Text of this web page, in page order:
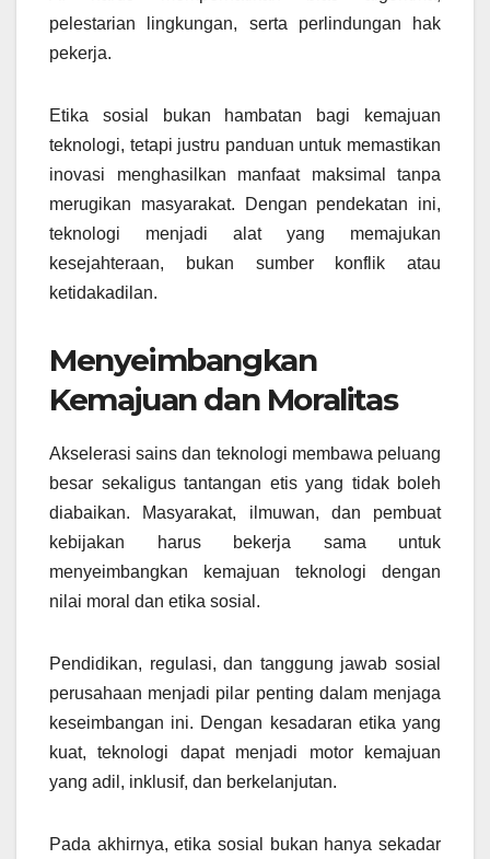
pelestarian lingkungan, serta perlindungan hak
pekerja.
Etika sosial bukan hambatan bagi kemajuan
teknologi, tetapi justru panduan untuk memastikan
inovasi menghasilkan manfaat maksimal tanpa
merugikan masyarakat. Dengan pendekatan ini,
teknologi menjadi alat yang memajukan
kesejahteraan, bukan sumber konflik atau
ketidakadilan.
Menyeimbangkan
Kemajuan dan Moralitas
Akselerasi sains dan teknologi membawa peluang
besar sekaligus tantangan etis yang tidak boleh
diabaikan. Masyarakat, ilmuwan, dan pembuat
kebijakan harus bekerja sama untuk
menyeimbangkan kemajuan teknologi dengan
nilai moral dan etika sosial.
Pendidikan, regulasi, dan tanggung jawab sosial
perusahaan menjadi pilar penting dalam menjaga
keseimbangan ini. Dengan kesadaran etika yang
kuat, teknologi dapat menjadi motor kemajuan
yang adil, inklusif, dan berkelanjutan.
Pada akhirnya, etika sosial bukan hanya sekadar